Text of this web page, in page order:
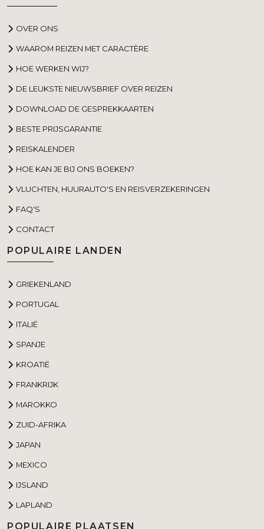
OVER ONS
WAAROM REIZEN MET CARACTÈRE
HOE WERKEN WIJ?
DE LEUKSTE NIEUWSBRIEF OVER REIZEN
DOWNLOAD DE GESPREKKAARTEN
BESTE PRIJSGARANTIE
REISKALENDER
HOE KAN JE BIJ ONS BOEKEN?
VLUCHTEN, HUURAUTO'S EN REISVERZEKERINGEN
FAQ'S
CONTACT
POPULAIRE LANDEN
GRIEKENLAND
PORTUGAL
ITALIË
SPANJE
KROATIË
FRANKRIJK
MAROKKO
ZUID-AFRIKA
JAPAN
MEXICO
IJSLAND
LAPLAND
POPULAIRE PLAATSEN